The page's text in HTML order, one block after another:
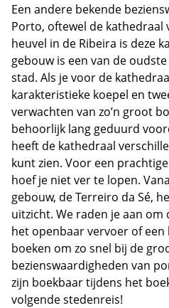
Een andere bekende
Porto, oftewel de kathedraal
heuvel in de Ribeira is deze
gebouw is een van de
stad. Als je voor de
karakteristieke koepel en
verwachten van zo’n groot
behoorlijk lang geduurd
heeft de kathedraal
kunt zien. Voor een
hoef je niet ver te lopen.
gebouw, de Terreiro da Sé,
uitzicht. We raden je aan
het openbaar vervoer of
boeken om zo snel bij de
bezienswaardigheden van
zijn boekbaar tijdens het
volgende stedenreis!